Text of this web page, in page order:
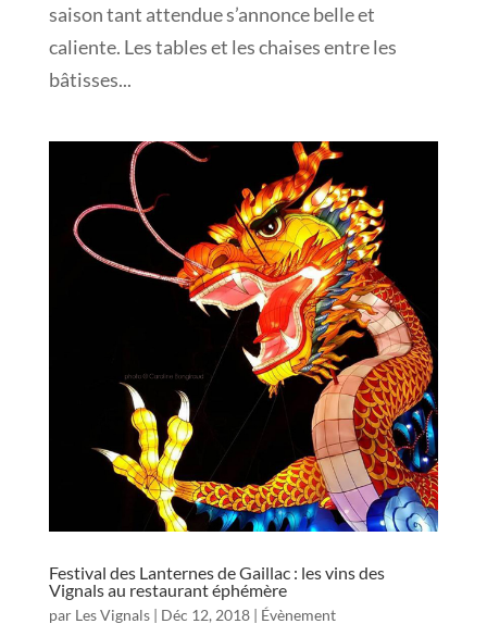
saison tant attendue s’annonce belle et
caliente. Les tables et les chaises entre les
bâtisses...
Festival des Lanternes de Gaillac : les vins des
Vignals au restaurant éphémère
par Les Vignals| Déc 12, 2018| Évènement